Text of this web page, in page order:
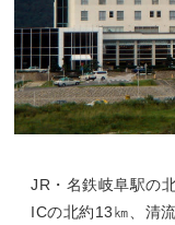
JR・名鉄岐阜駅の
ICの北約13㎞、清